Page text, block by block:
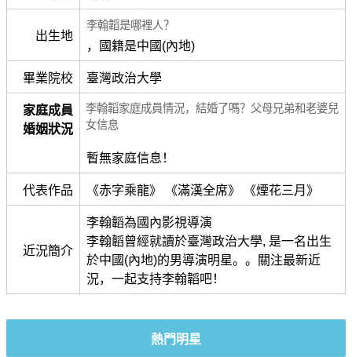
出生地
李翰韜是哪裡人？
，國籍是中國(內地)
畢業院校 臺灣政治大學
家庭成員
婚姻狀況
李翰韜家庭成員情況，結婚了嗎？父母兄弟和老婆兒
女信息
暫無家庭信息！
代表作品 《赤字乘龍》 《滿漢全席》 《煙花三月》
近況簡介
李翰韜為國內影視導演
李翰韜曾經就讀於臺灣政治大學, 是一名出生
於中國(內地)的男導演明星。。關注最新近
況，一起支持李翰韜吧！
熱門明星